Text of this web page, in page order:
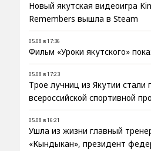
Новый якутская видеоигра
Remembers вышла в Steam
05.08 в 17:36
Фильм «Уроки якутского»
05.08 в 17:23
Трое лучниц из Якутии стали
всероссийской спортивной
05.08 в 16:21
Ушла из жизни главный
«Кындыкан», президент